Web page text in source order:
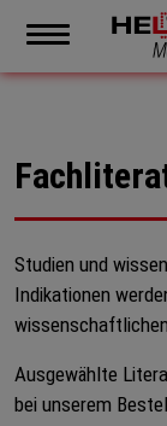
Studien und
Indikationen
Ausgewählte
bei unserem